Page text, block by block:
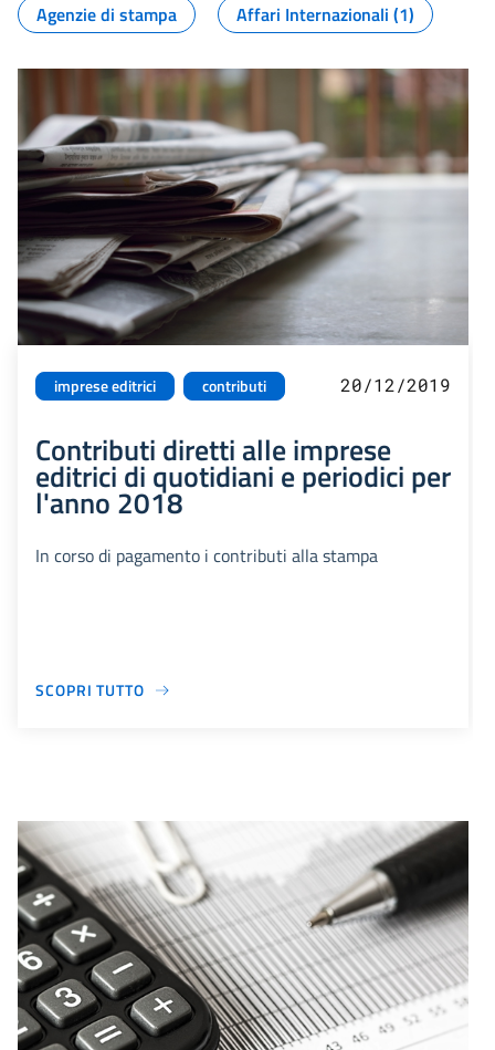
Agenzie di stampa
Affari Internazionali (1)
imprese editrici contributi 20/12/2019
Contributi diretti alle imprese
editrici di quotidiani e periodici per
l'anno 2018
In corso di pagamento i contributi alla stampa
SCOPRI TUTTO